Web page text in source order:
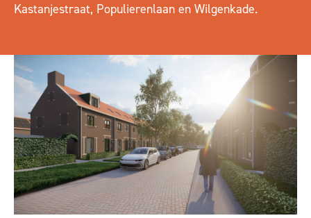
Kastanjestraat, Populierenlaan en Wilgenkade.